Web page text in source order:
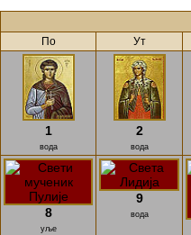
По Ут
1
вода
2
вода
8
уље
9
вода